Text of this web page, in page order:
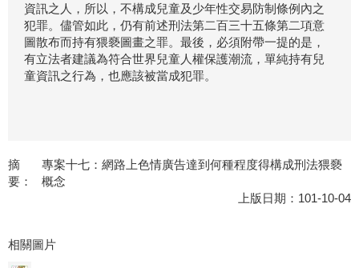
資訊之人，所以，不構成兒童及少年性交易防制條例內之
犯罪。儘管如此，仍有前述刑法第二百三十五條第二項意
圖散布而持有猥褻圖畫之罪。最後，必須附帶一提的是，
有立法者建議為符合世界兒童人權保護潮流，單純持有兒
童資訊之行為，也應該被當成犯罪。
摘
要：
專案十七：網路上色情廣告達到何種程度得構成刑法猥褻
概念
上版日期：101-10-04
相關圖片